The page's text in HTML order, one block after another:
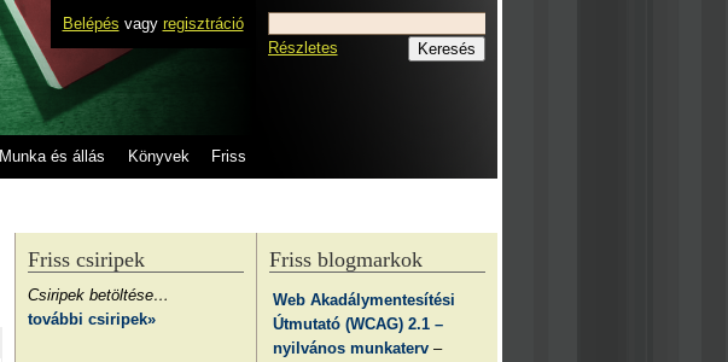
Belépés vagy regisztráció
Munka és állás Könyvek Friss
Részletes
Friss blogmarkok
Web Akadálymentesítési
Útmutató (WCAG) 2.1 –
nyilvános munkaterv –
Friss csiripek
Csiripek betöltése…
további csiripek»